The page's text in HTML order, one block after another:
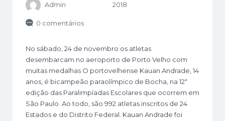
Admin
2018
0 comentários
No sábado, 24 de novembro os atletas
desembarcam no aeroporto de Porto Velho com
muitas medalhas O portovelhense Kauan Andrade, 14
anos, é bicampeão paraolímpico de Bocha, na 12ª
edição das Paralimpíadas Escolares que ocorrem em
São Paulo. Ao todo, são 992 atletas inscritos de 24
Estados e do Distrito Federal. Kauan Andrade foi